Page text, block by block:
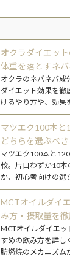
オクラダイエッ
体重を落とすネ
オクラのネバネバ成
ダイエット効果を徹
けるやり方や、効果
ツを紹介します。
マツエク100本と
どちらを選ぶべ
マツエク100本と
較。片目わずか10本
か、初心者向けの選
詳しく解説します。
MCTオイルダイ
み方・摂取量を
MCTオイルダイエ
すめの飲み方を詳し
肪燃焼のメカニズム